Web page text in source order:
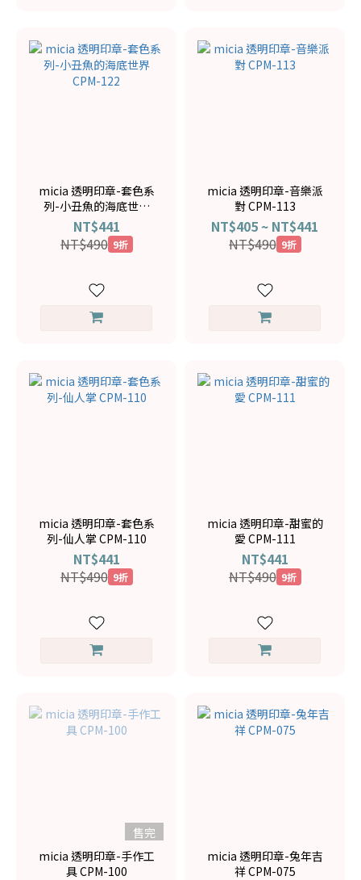
micia 透明印章-套色系
列-小丑魚的海底世界
CPM-122
NT$441
NT$490 9折
micia 透明印章-音樂派
對 CPM-113
NT$405 ~ NT$441
NT$490 9折
micia 透明印章-套色系
列-仙人掌 CPM-110
NT$441
NT$490 9折
micia 透明印章-甜蜜的
愛 CPM-111
NT$441
NT$490 9折
售完
micia 透明印章-手作工
具 CPM-100
micia 透明印章-兔年吉
祥 CPM-075